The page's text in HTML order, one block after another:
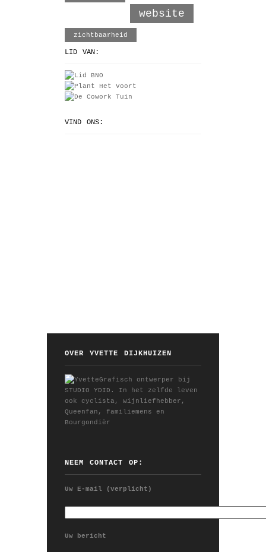
website
zichtbaarheid
LID VAN:
VIND ONS:
OVER YVETTE DIJKHUIZEN
Grafisch ontwerper bij
STUDIO YDID. In het zelfde leven
ook cyclista, wijnliefhebber,
Queenfan, familiemens en
Bourgondiër
NEEM CONTACT OP:
Uw E-mail (verplicht)
Uw bericht